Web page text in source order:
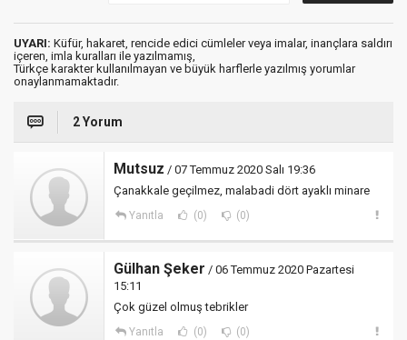
UYARI: Küfür, hakaret, rencide edici cümleler veya imalar, inançlara saldırı
içeren, imla kuralları ile yazılmamış,
Türkçe karakter kullanılmayan ve büyük harflerle yazılmış yorumlar
onaylanmamaktadır.
2 Yorum
Mutsuz / 07 Temmuz 2020 Salı 19:36
Çanakkale geçilmez, malabadi dört ayaklı minare
Yanıtla (0) (0)
Gülhan Şeker / 06 Temmuz 2020 Pazartesi
15:11
Çok güzel olmuş tebrikler
Yanıtla (0) (0)